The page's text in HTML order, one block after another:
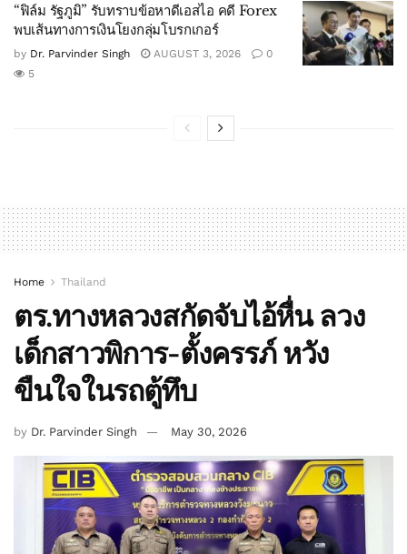
“ฟิล์ม รัฐภูมิ” รับทราบข้อหาดีเอสไอ คดี Forex
พบเส้นทางการเงินโยงกลุ่มโบรกเกอร์
by Dr. Parvinder Singh AUGUST 3, 2026
0
5
Home Thailand
ตร.ทางหลวงสกัดจับไอ้หื่น ลวง
เด็กสาวพิการ-ตั้งครรภ์ หวัง
ขืนใจในรถตู้ทึบ
by Dr. Parvinder Singh May 30, 2026